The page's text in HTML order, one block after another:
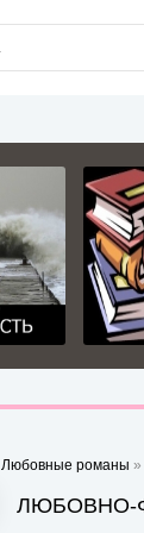
Любовные романы »
ЛЮБОВНО-